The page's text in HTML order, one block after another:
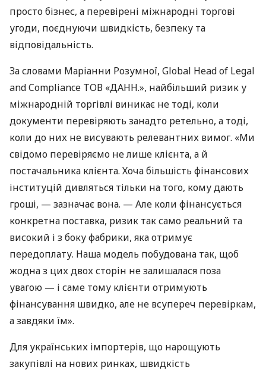
просто бізнес, а перевірені міжнародні торгові
угоди, поєднуючи швидкість, безпеку та
відповідальність.
За словами Маріанни Розумної, Global Head of Legal
and Compliance ТОВ «ДАНН.», найбільший ризик у
міжнародній торгівлі виникає не тоді, коли
документи перевіряють занадто ретельно, а тоді,
коли до них не висувають релевантних вимог. «Ми
свідомо перевіряємо не лише клієнта, а й
постачальника клієнта. Хоча більшість фінансових
інституцій дивляться тільки на того, кому дають
гроші, — зазначає вона. — Але коли фінансується
конкретна поставка, ризик так само реальний та
високий і з боку фабрики, яка отримує
передоплату. Наша модель побудована так, щоб
жодна з цих двох сторін не залишалася поза
увагою — і саме тому клієнти отримують
фінансування швидко, але не всупереч перевіркам,
а завдяки їм».
Для українських імпортерів, що нарощують
закупівлі на нових ринках, швидкість